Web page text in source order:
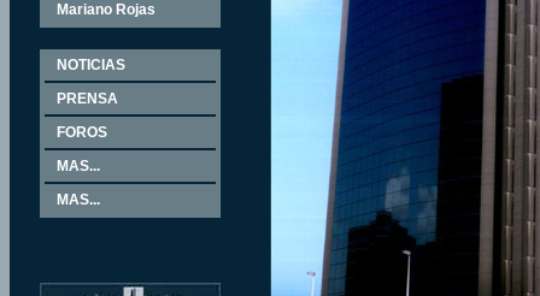
Mariano Rojas
NOTICIAS
PRENSA
FOROS
MAS...
MAS...